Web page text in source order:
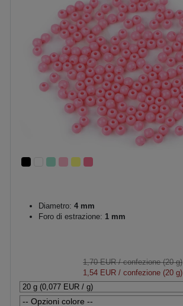
Diametro: 4 mm
Foro di estrazione: 1 mm
1,70 EUR/ confezione (20 g)
1,54 EUR / confezione (20 g)